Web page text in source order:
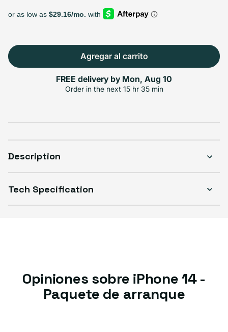
128GB
$336.99
256GB
$389.99Variante agotada o no disponible
512GB
$450.99Variante agotada o no
Select Condición
Agregar al carrito
FREE delivery by Mon, Aug 10
Order in the next 15 hr 35 min
Description
Tech Specification
Opiniones sobre iPhone 14 -
Paquete de arranque